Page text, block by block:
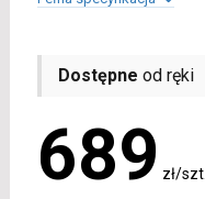
Dostępne od ręki
689 zł/szt.